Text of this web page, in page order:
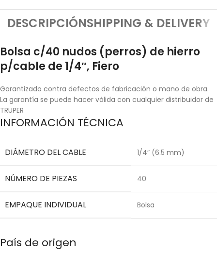
DESCRIPCIÓNSHIPPING & DELIVERY
Bolsa c/40 nudos (perros) de hierro
p/cable de 1/4″, Fiero
Garantizado contra defectos de fabricación o mano de obra.
La garantía se puede hacer válida con cualquier distribuidor de
TRUPER
INFORMACIÓN TÉCNICA
DIÁMETRO DEL CABLE 1/4″ (6.5 mm)
NÚMERO DE PIEZAS 40
EMPAQUE INDIVIDUAL Bolsa
País de origen